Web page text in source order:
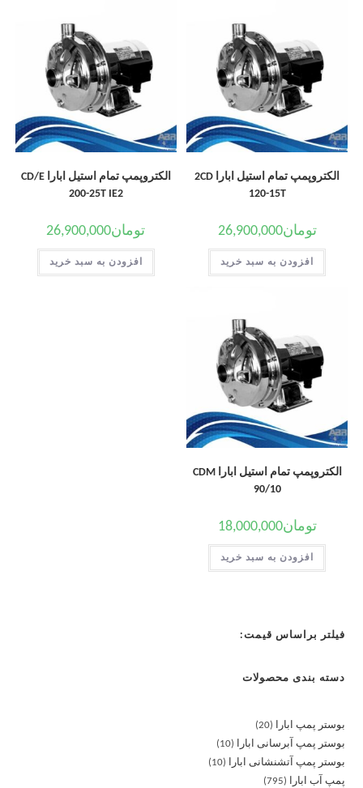
الکتروپمپ تمام استیل ابارا 2CD
120-15T
تومان26,900,000
افزودن به سبد خرید
الکتروپمپ تمام استیل ابارا CD/E
200-25T IE2
تومان26,900,000
افزودن به سبد خرید
الکتروپمپ تمام استیل ابارا CDM
90/10
تومان18,000,000
افزودن به سبد خرید
فیلتر براساس قیمت:
دسته بندی محصولات
بوستر پمپ ابارا
20
بوستر پمپ آبرسانی ابارا
10
بوستر پمپ آتشنشانی ابارا
10
پمپ آب ابارا
795